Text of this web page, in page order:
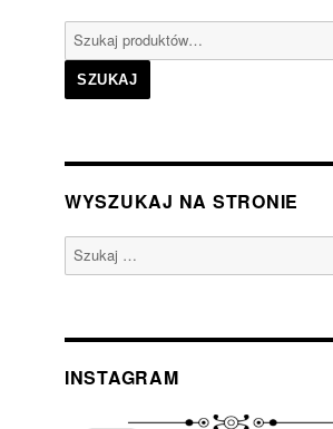
Szukaj:
SZUKAJ
WYSZUKAJ NA STRONIE
Szukaj:
INSTAGRAM